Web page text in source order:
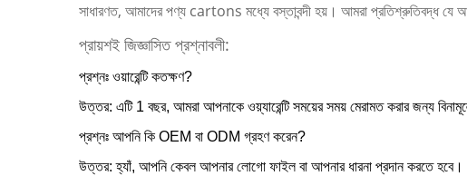
সাধারণত, আমাদের পণ্য cartons মধ্যে বস্তাবন্দী হয়। আমরা প্রতিশ্রুতিবদ্ধ যে
প্রায়শই জিজ্ঞাসিত প্রশ্নাবলী:
প্রশ্নঃ ওয়ারেন্টি কতক্ষণ?
উত্তর: এটি 1 বছর, আমরা আপনাকে ওয়্যারেন্টি সময়ের সময় মেরামত করার জন্য
প্রশ্নঃ আপনি কি OEM বা ODM গ্রহণ করেন?
উত্তর: হ্যাঁ, আপনি কেবল আপনার লোগো ফাইল বা আপনার ধারনা প্রদান করতে হবে।